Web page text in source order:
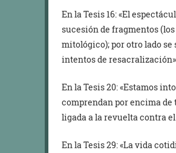
En la Tesis 16: «El
sucesión de fragmentos (los
mitológico); por otro lado
intentos de resacralización».
En la Tesis 20: «Estamos
comprendan por encima de
ligada a la revuelta contra el
En la Tesis 29: «La vida